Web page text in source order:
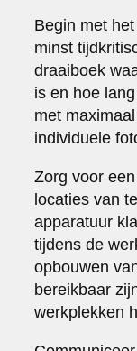
Begin met
minst
draaiboek
is en hoe
met
individuele
Zorg voor
locaties van
apparatuur
tijdens de
opbouwen
bereikbaar
werkplekken